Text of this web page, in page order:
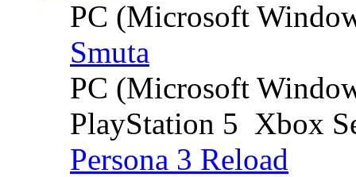
PC (Microsoft
Smuta
PC (Microsoft
PlayStation 5 Xbox
Persona 3 Reload